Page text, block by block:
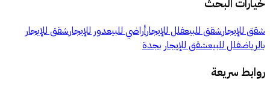
خيارات البحث
شقق للإيجارشقق للبيعفلل للإيجارأراضي للبيعدور للإيجارشقق للإيجار
بالرياضفلل للبيعشقق للإيجار بجدة
روابط سريعة